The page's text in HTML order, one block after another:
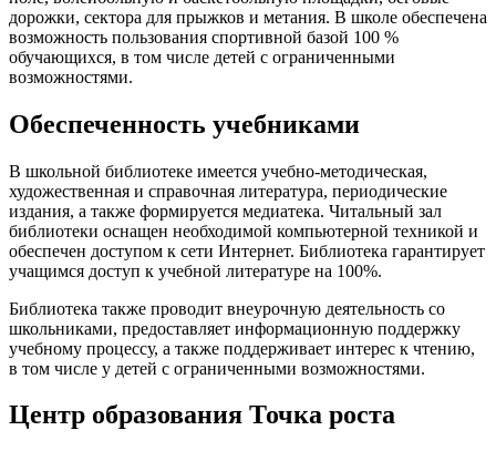
дорожки, сектора для прыжков и метания. В школе обеспечена
возможность пользования спортивной базой 100 %
обучающихся, в том числе детей с ограниченными
возможностями.
Обеспеченность учебниками
В школьной библиотеке имеется учебно-методическая,
художественная и справочная литература, периодические
издания, а также формируется медиатека. Читальный зал
библиотеки оснащен необходимой компьютерной техникой и
обеспечен доступом к сети Интернет. Библиотека гарантирует
учащимся доступ к учебной литературе на 100%.
Библиотека также проводит внеурочную деятельность со
школьниками, предоставляет информационную поддержку
учебному процессу, а также поддерживает интерес к чтению,
в том числе у детей с ограниченными возможностями.
Центр образования Точка роста